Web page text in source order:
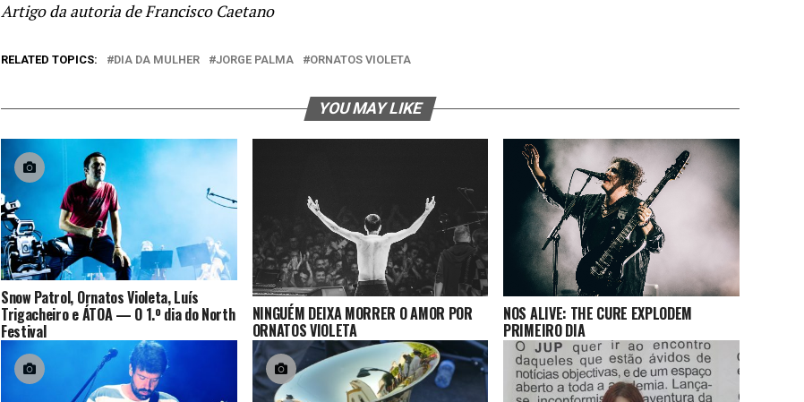
Artigo da autoria de Francisco Caetano
RELATED TOPICS: DIA DA MULHER JORGE PALMA ORNATOS VIOLETA
YOU MAY LIKE
Snow Patrol, Ornatos Violeta, Luís
Trigacheiro e ÁTOA — O 1.º dia do North
Festival
NINGUÉM DEIXA MORRER O AMOR POR
ORNATOS VIOLETA
NOS ALIVE: THE CURE EXPLODEM
PRIMEIRO DIA